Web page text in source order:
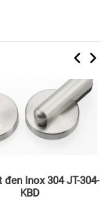
đen Inox 304 JT-304-
KBD